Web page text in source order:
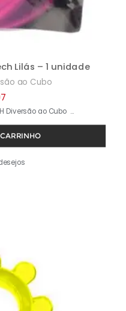
Lilás – 1 unidade
ao Cubo
Diversão ao Cubo …